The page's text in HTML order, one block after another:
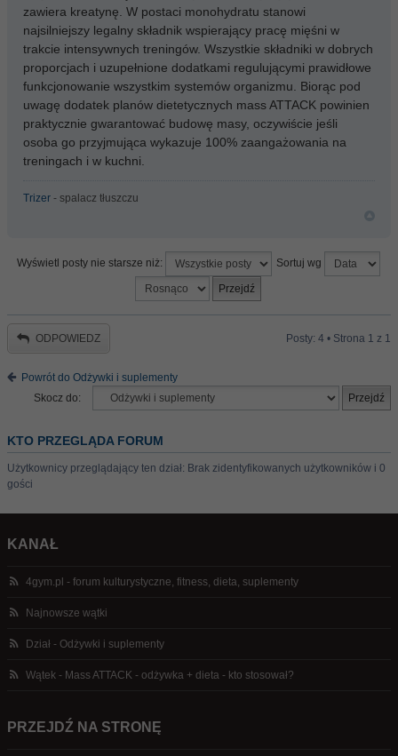
zawiera kreatynę. W postaci monohydratu stanowi
najsilniejszy legalny składnik wspierający pracę mięśni w
trakcie intensywnych treningów. Wszystkie składniki w dobrych
proporcjach i uzupełnione dodatkami regulującymi prawidłowe
funkcjonowanie wszystkim systemów organizmu. Biorąc pod
uwagę dodatek planów dietetycznych mass ATTACK powinien
praktycznie gwarantować budowę masy, oczywiście jeśli
osoba go przyjmująca wykazuje 100% zaangażowania na
treningach i w kuchni.
Trizer - spalacz tłuszczu
Wyświetl posty nie starsze niż: Sortuj wg
ODPOWIEDZ Posty: 4 • Strona 1 z 1
Powrót do Odżywki i suplementy
Skocz do:
KTO PRZEGLĄDA FORUM
Użytkownicy przeglądający ten dział: Brak zidentyfikowanych użytkowników i 0
gości
KANAŁ
4gym.pl - forum kulturystyczne, fitness, dieta, suplementy
Najnowsze wątki
Dział - Odżywki i suplementy
Wątek - Mass ATTACK - odżywka + dieta - kto stosował?
PRZEJDŹ NA STRONĘ